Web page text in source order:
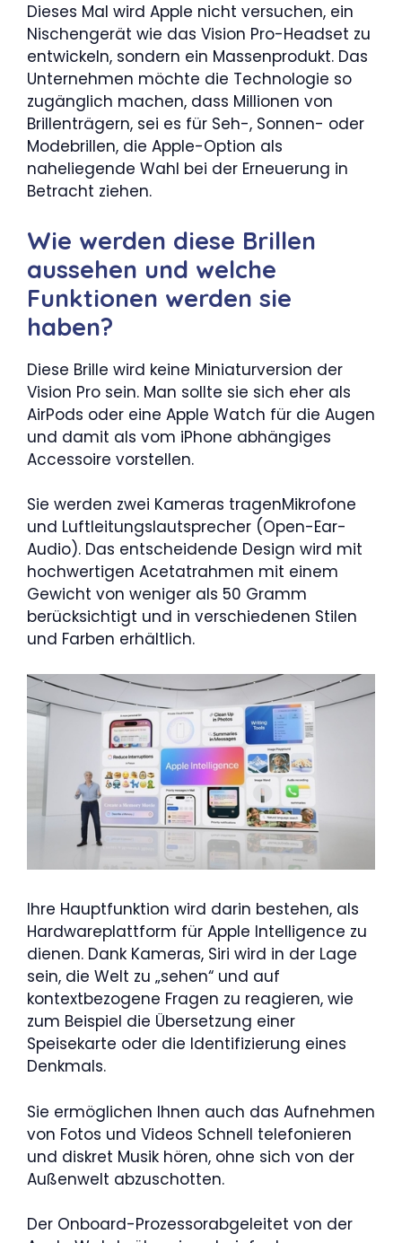
Dieses Mal wird Apple nicht versuchen, ein
Nischengerät wie das Vision Pro-Headset zu
entwickeln, sondern ein Massenprodukt. Das
Unternehmen möchte die Technologie so
zugänglich machen, dass Millionen von
Brillenträgern, sei es für Seh-, Sonnen- oder
Modebrillen, die Apple-Option als
naheliegende Wahl bei der Erneuerung in
Betracht ziehen.
Wie werden diese Brillen
aussehen und welche
Funktionen werden sie
haben?
Diese Brille wird keine Miniaturversion der
Vision Pro sein. Man sollte sie sich eher als
AirPods oder eine Apple Watch für die Augen
und damit als vom iPhone abhängiges
Accessoire vorstellen.
Sie werden zwei Kameras tragenMikrofone
und Luftleitungslautsprecher (Open-Ear-
Audio). Das entscheidende Design wird mit
hochwertigen Acetatrahmen mit einem
Gewicht von weniger als 50 Gramm
berücksichtigt und in verschiedenen Stilen
und Farben erhältlich.
Ihre Hauptfunktion wird darin bestehen, als
Hardwareplattform für Apple Intelligence zu
dienen. Dank Kameras, Siri wird in der Lage
sein, die Welt zu „sehen“ und auf
kontextbezogene Fragen zu reagieren, wie
zum Beispiel die Übersetzung einer
Speisekarte oder die Identifizierung eines
Denkmals.
Sie ermöglichen Ihnen auch das Aufnehmen
von Fotos und Videos Schnell telefonieren
und diskret Musik hören, ohne sich von der
Außenwelt abzuschotten.
Der Onboard-Prozessorabgeleitet von der